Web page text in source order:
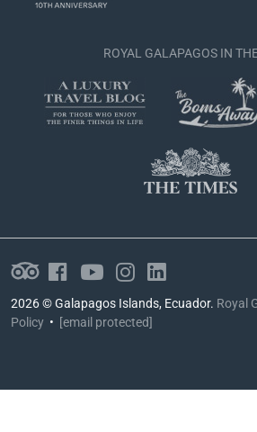
ROYAL GALAPAGOS IN
2026 © Galapagos Islands, Ecuador. Royal
Policy • [email protected]